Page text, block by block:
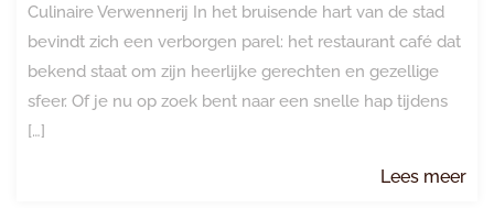
Culinaire Verwennerij In het bruisende hart van de stad
bevindt zich een verborgen parel: het restaurant café dat
bekend staat om zijn heerlijke gerechten en gezellige
sfeer. Of je nu op zoek bent naar een snelle hap tijdens
[…]
Lees meer